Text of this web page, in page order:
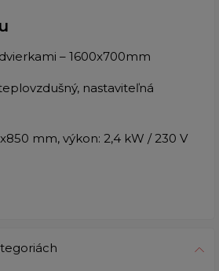
– 1600x700mm
nastaviteľná
mm, výkon: 2,4 kW / 230 V